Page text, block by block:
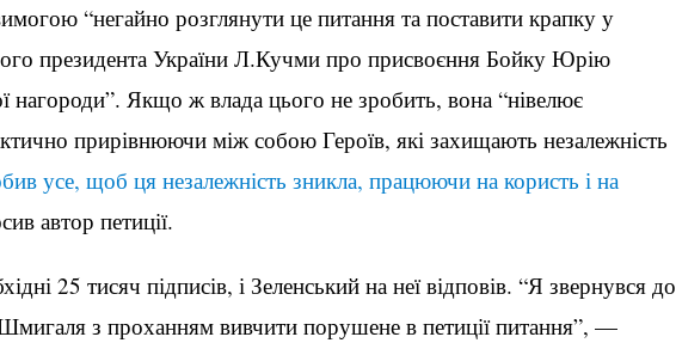
“негайно розглянути це питання та поставити крапку у
президента України Л.Кучми про присвоєння Бойку Юрію
нагороди”. Якщо ж влада цього не зробить, вона “нівелює
прирівнюючи між собою Героїв, які захищають незалежність
усе, щоб ця незалежність зникла, працюючи на користь і на
автор петиції.
25 тисяч підписів, і Зеленський на неї відповів. “Я звернувся до
з проханням вивчити порушене в петиції питання”, —